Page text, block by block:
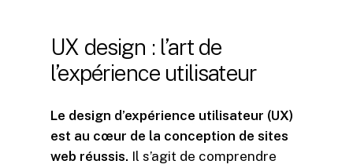
UX design : l’art de
l’expérience utilisateur
Le design d’expérience utilisateur (UX)
est au cœur de la conception de sites
web réussis. Il s’agit de comprendre